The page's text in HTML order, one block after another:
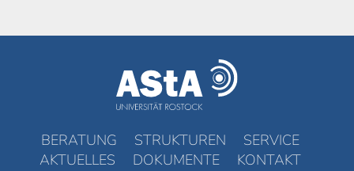
BERATUNG STRUKTUREN
SERVICE
AKTUELLES
DOKUMENTE KONTAKT